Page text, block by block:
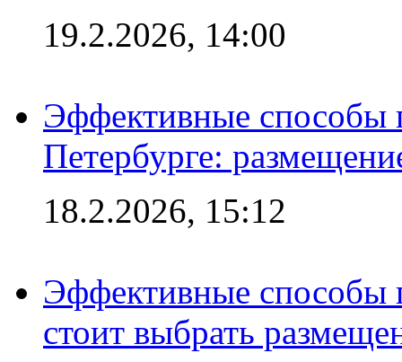
19.2.2026, 14:00
Эффективные способы
Петербурге:
18.2.2026, 15:12
Эффективные способы
стоит выбрать